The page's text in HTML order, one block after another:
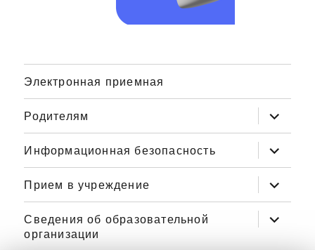
Электронная приемная
Родителям
меню
Информационная безопасность
меню
Прием в учреждение
меню
Сведения об образовательной
организации